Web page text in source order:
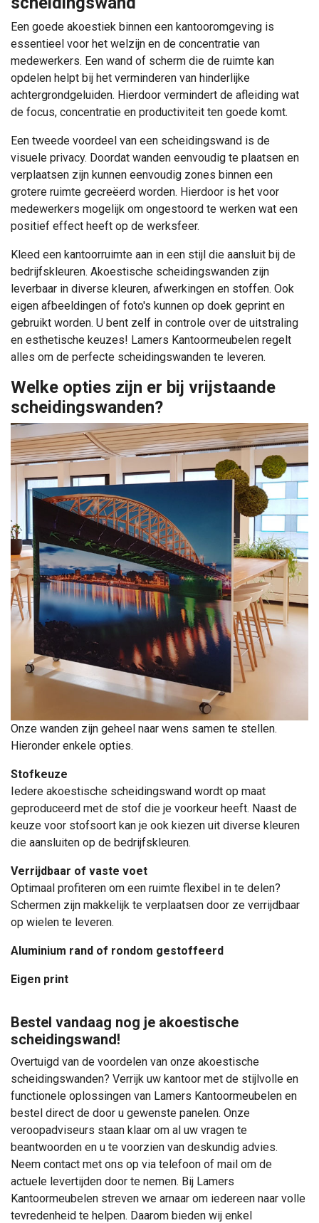
Een goede akoestiek binnen een kantooromgeving is
essentieel voor het welzijn en de concentratie van
medewerkers. Een wand of scherm die de ruimte kan
opdelen helpt bij het verminderen van hinderlijke
achtergrondgeluiden. Hierdoor vermindert de afleiding wat
de focus, concentratie en productiviteit ten goede komt.
Een tweede voordeel van een scheidingswand is de
visuele privacy. Doordat wanden eenvoudig te plaatsen en
verplaatsen zijn kunnen eenvoudig zones binnen een
grotere ruimte gecreëerd worden. Hierdoor is het voor
medewerkers mogelijk om ongestoord te werken wat een
positief effect heeft op de werksfeer.
Kleed een kantoorruimte aan in een stijl die aansluit bij de
bedrijfskleuren. Akoestische scheidingswanden zijn
leverbaar in diverse kleuren, afwerkingen en stoffen. Ook
eigen afbeeldingen of foto's kunnen op doek geprint en
gebruikt worden. U bent zelf in controle over de uitstraling
en esthetische keuzes! Lamers Kantoormeubelen regelt
alles om de perfecte scheidingswanden te leveren.
Welke opties zijn er bij vrijstaande
scheidingswanden?
Onze wanden zijn geheel naar wens samen te stellen.
Hieronder enkele opties.
Stofkeuze
Iedere akoestische scheidingswand wordt op maat
geproduceerd met de stof die je voorkeur heeft. Naast de
keuze voor stofsoort kan je ook kiezen uit diverse kleuren
die aansluiten op de bedrijfskleuren.
Verrijdbaar of vaste voet
Optimaal profiteren om een ruimte flexibel in te delen?
Schermen zijn makkelijk te verplaatsen door ze verrijdbaar
op wielen te leveren.
Aluminium rand of rondom gestoffeerd
Eigen print
Bestel vandaag nog je akoestische
scheidingswand!
Overtuigd van de voordelen van onze akoestische
scheidingswanden? Verrijk uw kantoor met de stijlvolle en
functionele oplossingen van Lamers Kantoormeubelen en
bestel direct de door u gewenste panelen. Onze
veroopadviseurs staan klaar om al uw vragen te
beantwoorden en u te voorzien van deskundig advies.
Neem contact met ons op via telefoon of mail om de
actuele levertijden door te nemen. Bij Lamers
Kantoormeubelen streven we arnaar om iedereen naar volle
tevredenheid te helpen. Daarom bieden wij enkel